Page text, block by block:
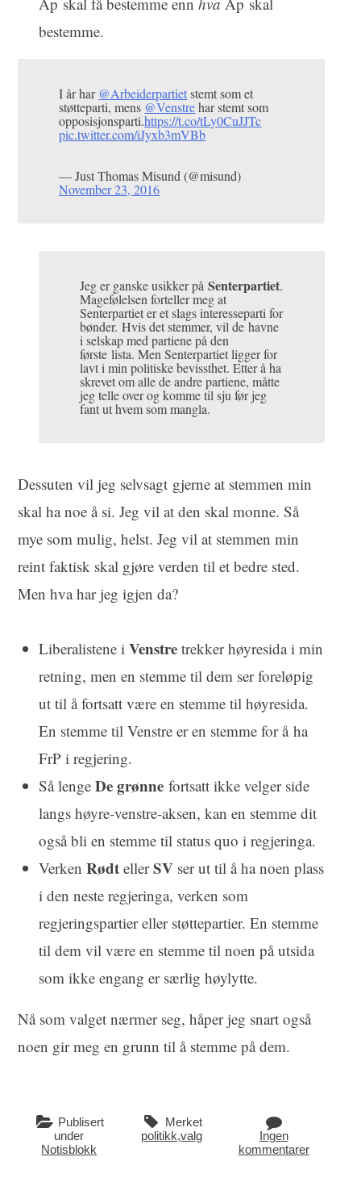
bestemme.
I år har @Arbeiderpartietstemt som et
støtteparti, mens @Venstrehar stemt som
opposisjonsparti.https://t.co/tLy0CuJJTc
pic.twitter.com/iJyxb3mVBb
— Just Thomas Misund (@misund)
November 23, 2016
Jeg er ganske usikker på Senterpartiet.
Magefølelsen forteller meg at
Senterpartiet er et slags interesseparti for
bønder. Hvis det stemmer, vil de havne
i selskap med partiene på den
første lista. Men Senterpartiet ligger for
lavt i min politiske bevissthet. Etter å ha
skrevet om alle de andre partiene, måtte
jeg telle over og komme til sju før jeg
fant ut hvem som mangla.
Dessuten vil jeg selvsagt gjerne at stemmen min
skal ha noe å si. Jeg vil at den skal monne. Så
mye som mulig, helst. Jeg vil at stemmen min
reint faktisk skal gjøre verden til et bedre sted.
Men hva har jeg igjen da?
Liberalistene i Venstretrekker høyresida i min
retning, men en stemme til dem ser foreløpig
ut til å fortsatt være en stemme til høyresida.
En stemme til Venstre er en stemme for å ha
FrP i regjering.
Så lenge De grønnefortsatt ikke velger side
langs høyre-venstre-aksen, kan en stemme dit
også bli en stemme til status quo i regjeringa.
Verken RødtellerSVser ut til å ha noen plass
i den neste regjeringa, verken som
regjeringspartier eller støttepartier. En stemme
til dem vil være en stemme til noen på utsida
som ikke engang er særlig høylytte.
Nå som valget nærmer seg, håper jeg snart også
noen gir meg en grunn til å stemme på dem.
Publisert
under
Notisblokk
Merket
politikk,valg
Ingen
kommentarer